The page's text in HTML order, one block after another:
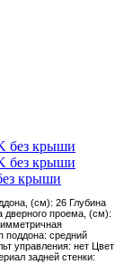
крыши
(см): 26 Глубина
проема, (см):
поддона: средний
управления: нет Цвет
задней стенки: